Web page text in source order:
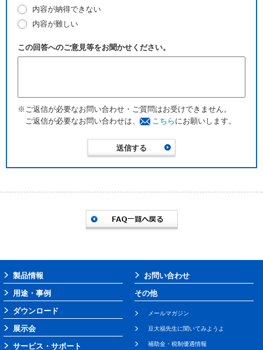
内容が納得できない
内容が難しい
この回答へのご意見等をお聞かせください。
※ご返信が必要なお問い合わせ・ご質問はお受けできません。
ご返信が必要なお問い合わせは、
こちら にお願いします。
製品情報
用途・事例
ダウンロード
展示会
サービス・サポート
お問い合わせ
その他
メールマガジン
豆大福先生に聞いてみようよ
補助金・税制優遇情報